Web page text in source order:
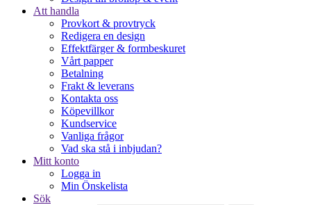
Att handla
Provkort & provtryck
Redigera en design
Effektfärger & formbeskuret
Vårt papper
Betalning
Frakt & leverans
Kontakta oss
Köpevillkor
Kundservice
Vanliga frågor
Vad ska stå i inbjudan?
Mitt konto
Logga in
Min Önskelista
Sök